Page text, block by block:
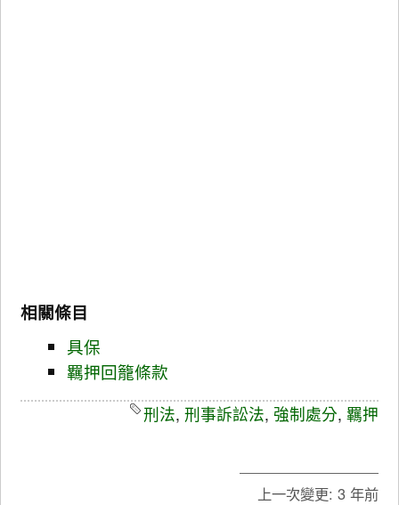
相關條目
具保
羈押回籠條款
刑法, 刑事訴訟法, 強制處分, 羈押
上一次變更: 3 年前